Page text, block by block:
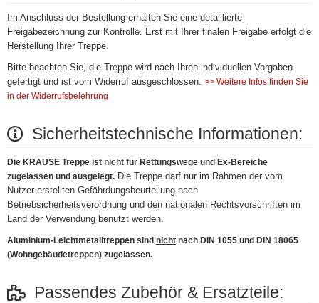
Im Anschluss der Bestellung erhalten Sie eine detaillierte
Freigabezeichnung zur Kontrolle. Erst mit Ihrer finalen Freigabe erfolgt die
Herstellung Ihrer Treppe.
Bitte beachten Sie, die Treppe wird nach Ihren individuellen Vorgaben
gefertigt und ist vom Widerruf ausgeschlossen. >> Weitere Infos finden Sie
in der Widerrufsbelehrung
Sicherheitstechnische Informationen:
Die KRAUSE Treppe ist nicht für Rettungswege und Ex-Bereiche
zugelassen und ausgelegt. Die Treppe darf nur im Rahmen der vom
Nutzer erstellten Gefährdungsbeurteilung nach
Betriebsicherheitsverordnung und den nationalen Rechtsvorschriften im
Land der Verwendung benutzt werden.
Aluminium-Leichtmetalltreppen sind nicht nach DIN 1055 und DIN 18065
(Wohngebäudetreppen) zugelassen.
Passendes Zubehör & Ersatzteile: